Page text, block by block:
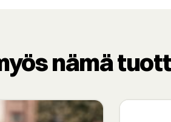
nämä